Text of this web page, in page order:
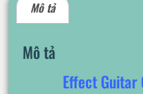
Mô tả
Mô tả
Effect Guitar